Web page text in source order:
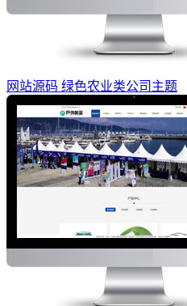
网站源码 绿色农业类公司主题